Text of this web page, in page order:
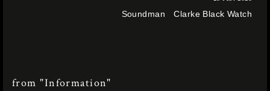
Soundman Clarke Black Watch
from "Information"